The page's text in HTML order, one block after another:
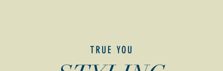
TRUE YOU